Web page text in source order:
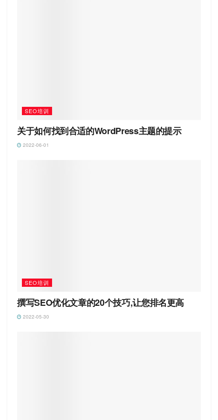
SEO培训
关于如何找到合适的WordPress主题的提示
2022-06-01
SEO培训
撰写SEO优化文章的20个技巧,让您排名更高
2022-05-30